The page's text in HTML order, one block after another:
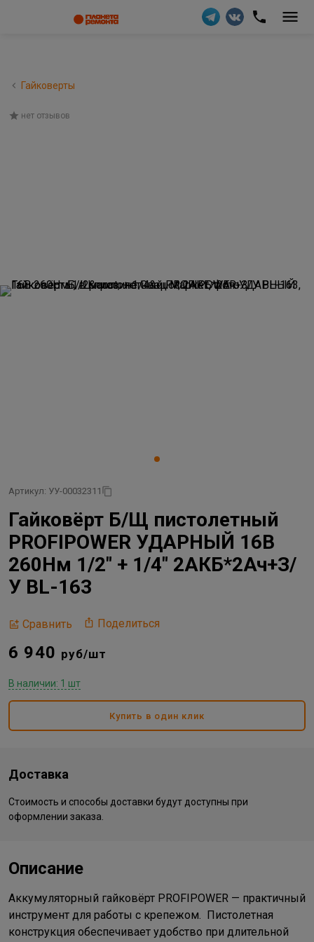
Гайковерты
нет отзывов
Артикул: УУ-00032311
Гайковёрт Б/Щ пистолетный
PROFIPOWER УДАРНЫЙ 16В
260Нм 1/2" + 1/4" 2АКБ*2Ач+З/
У BL-163
Сравнить Поделиться
6 940 руб/шт
В наличии: 1 шт
Купить в один клик
Доставка
Стоимость и способы доставки будут доступны при
оформлении заказа.
Описание
Аккумуляторный гайковёрт PROFIPOWER — практичный
инструмент для работы с крепежом. Пистолетная
конструкция обеспечивает удобство при длительной